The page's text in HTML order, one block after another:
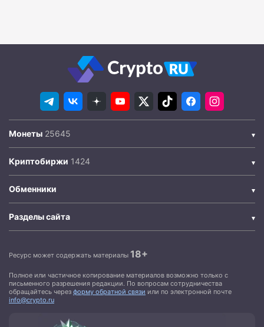
Монеты
Криптобиржи
Обменники
Разделы сайта
Ресурс может содержать материалы 18+
Полное или частичное копирование материалов возможно только с
письменного разрешения редакции. По вопросам сотрудничества
обращайтесь через форму обратной связи или по электронной почте
info@crypto.ru